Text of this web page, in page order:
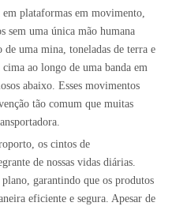
em plataformas em movimento,
sem uma única mão humana
uma mina, toneladas de terra e
ao longo de uma banda em
abaixo. Esses movimentos
tão comum que muitas
.
os cintos de
de nossas vidas diárias.
garantindo que os produtos
eficiente e segura. Apesar de